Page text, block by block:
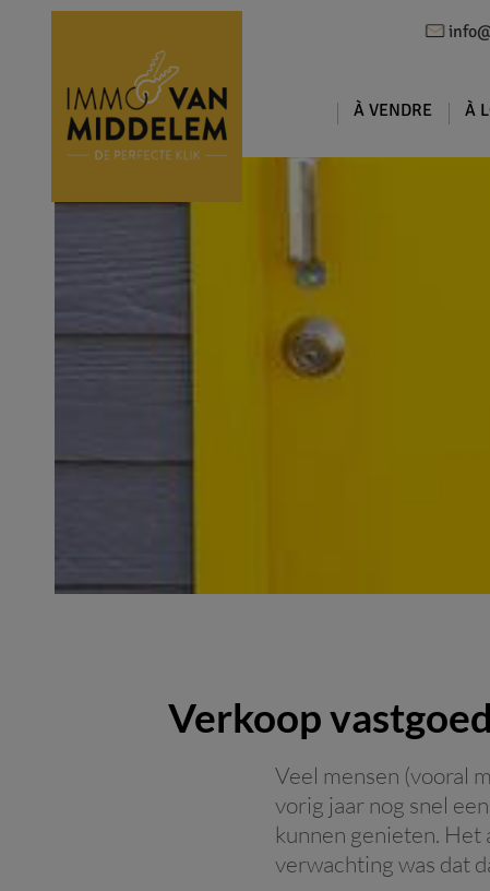
À VENDRE À
Verkoop
Veel mensen (vooral
vorig jaar nog snel
kunnen genieten.
verwachting was dat